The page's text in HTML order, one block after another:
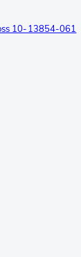
10-13854-061